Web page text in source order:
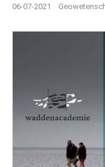
06-07-2021